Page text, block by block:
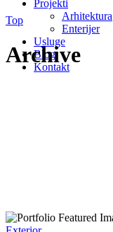
Projekti
Arhitektura
Enterijer
Usluge
Blog
Kontakt
Top
Archive